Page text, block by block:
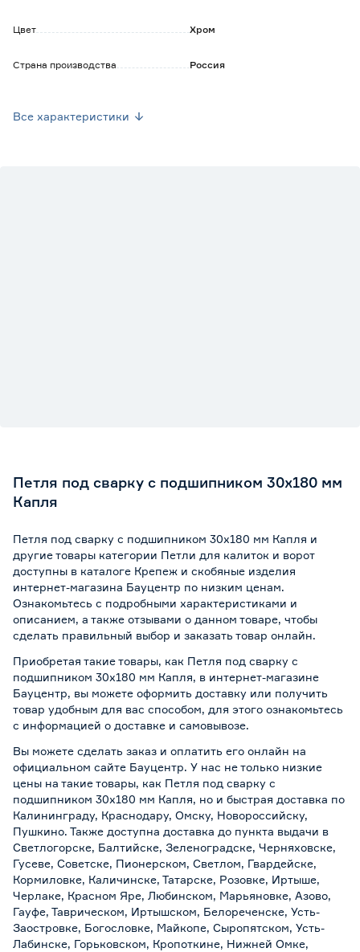
Цвет Хром
Страна производства Россия
Все характеристики
Петля под сварку с подшипником 30х180 мм
Капля
Петля под сварку с подшипником 30х180 мм Капля и
другие товары категории Петли для калиток и ворот
доступны в каталоге Крепеж и скобяные изделия
интернет-магазина Бауцентр по низким ценам.
Ознакомьтесь с подробными характеристиками и
описанием, а также отзывами о данном товаре, чтобы
сделать правильный выбор и заказать товар онлайн.
Приобретая такие товары, как Петля под сварку с
подшипником 30х180 мм Капля, в интернет-магазине
Бауцентр, вы можете оформить доставку или получить
товар удобным для вас способом, для этого ознакомьтесь
с информацией о доставке и самовывозе.
Вы можете сделать заказ и оплатить его онлайн на
официальном сайте Бауцентр. У нас не только низкие
цены на такие товары, как Петля под сварку с
подшипником 30х180 мм Капля, но и быстрая доставка по
Калининграду, Краснодару, Омску, Новороссийску,
Пушкино. Также доступна доставка до пункта выдачи в
Светлогорске, Балтийске, Зеленоградске, Черняховске,
Гусеве, Советске, Пионерском, Светлом, Гвардейске,
Кормиловке, Каличинске, Татарске, Розовке, Иртыше,
Черлаке, Красном Яре, Любинском, Марьяновке, Азово,
Гауфе, Таврическом, Иртышском, Белореченске, Усть-
Заостровке, Богословке, Майкопе, Сыропятском, Усть-
Лабинске, Горьковском, Кропоткине, Нижней Омке,